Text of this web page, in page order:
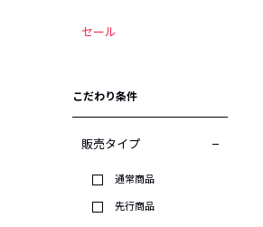
セール
こだわり条件
販売タイプ
通常商品
先行商品